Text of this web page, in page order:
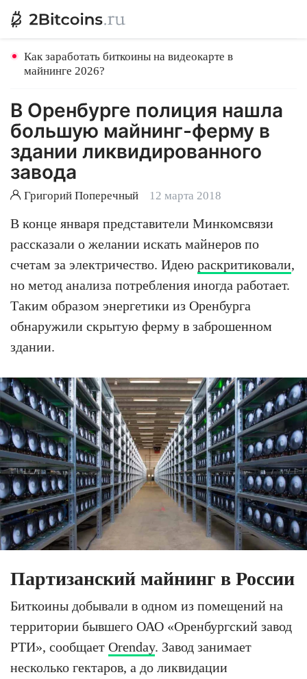
Как заработать биткоины на видеокарте в
майнинге 2026?
В Оренбурге полиция нашла
большую майнинг-ферму в
здании ликвидированного
завода
Григорий Поперечный 12 марта 2018
В конце января представители Минкомсвязи
рассказали о желании искать майнеров по
счетам за электричество. Идею раскритиковали,
но метод анализа потребления иногда работает.
Таким образом энергетики из Оренбурга
обнаружили скрытую ферму в заброшенном
здании.
Партизанский майнинг в России
Биткоины добывали в одном из помещений на
территории бывшего ОАО «Оренбургский завод
РТИ», сообщает Orenday. Завод занимает
несколько гектаров, а до ликвидации